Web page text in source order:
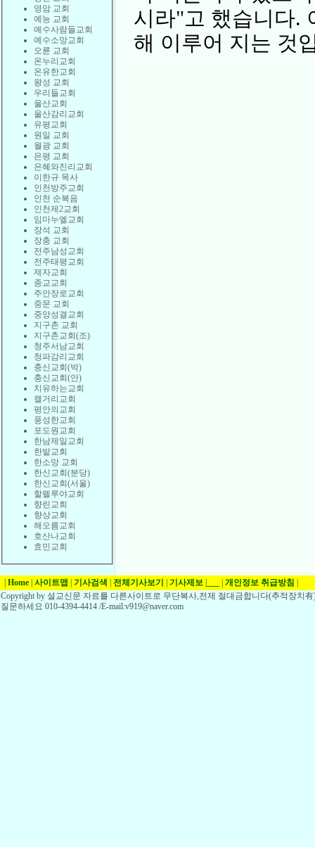
영암 교회
예능 교회
예수사람들교회
예수소망교회
오륜 교회
온누리교회
온유한교회
왕성 교회
우리들교회
울산교회
울산감리교회
유평교회
원일 교회
월광 교회
은평 교회
은혜와진리교회
이한규 목사
인천방주교회
인천 순복음
인천제2교회
임마누엘교회
장석 교회
장충 교회
전주남성교회
전주태평교회
제자교회
종교교회
주안장로교회
중문 교회
중앙성결교회
지구촌 교회
지구촌교회(조)
청주서남교회
청파감리교회
충신교회(박)
충신교회(안)
치유하는교회
캘거리교회
평안의교회
풍성한교회
포도원교회
한남제일교회
한밭교회
한소망 교회
한신교회(분당)
한신교회(서울)
할렐루야교회
향린교회
향상교회
해오름교회
호산나교회
효민교회
시라"고 했습니다.
해 이루어 지는 것
Home 사이트맵 기사검색 전체기사보기 기사제보 개인정보 취급방침
Copyright by 설교신문 자료를 다른사이트로 무단복사,전제 절대금합니다(추적장치
질문하세요 010-4394-4414 /E-mail:v919@naver.com